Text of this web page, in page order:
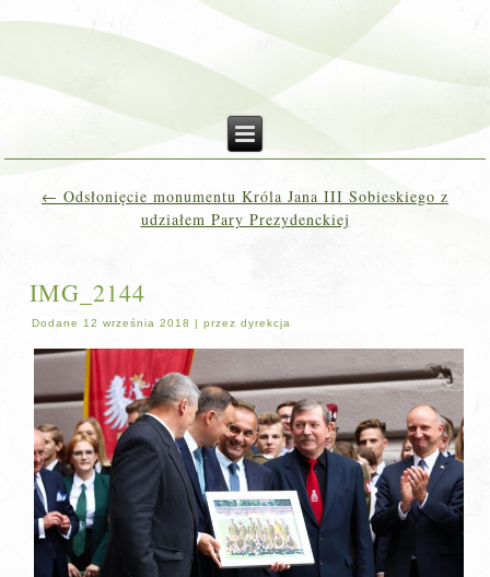
← Odsłonięcie monumentu Króla Jana III Sobieskiego z
udziałem Pary Prezydenckiej
IMG_2144
Dodane 12 września 2018 |przez dyrekcja